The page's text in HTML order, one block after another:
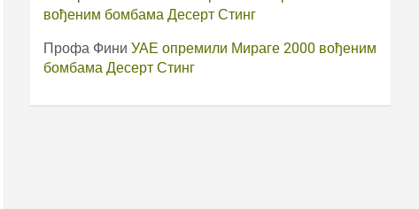
вођеним бомбама Десерт Стинг
Профа Фини УАЕ опремили Мираге 2000 вођеним
бомбама Десерт Стинг